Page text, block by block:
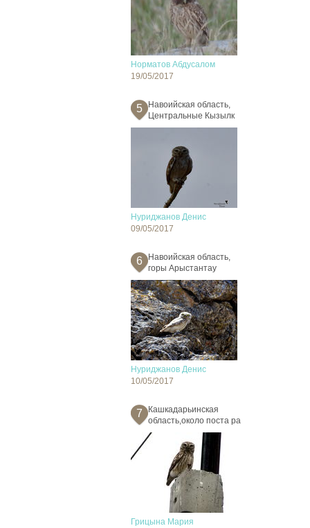
Норматов Абдусалом
19/05/2017
5
Навоийская область,
Центральные Кызылк
Нуриджанов Денис
09/05/2017
6
Навоийская область,
горы Арыстантау
Нуриджанов Денис
10/05/2017
7
Кашкадарьинская
область,около поста ра
Грицына Мария